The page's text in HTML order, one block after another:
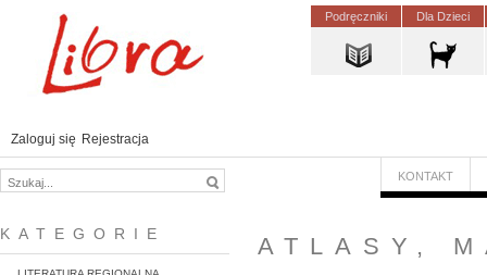
Podręczniki Dla Dzieci
Zaloguj się Rejestracja
KONTAKT
KATEGORIE ATLASY,